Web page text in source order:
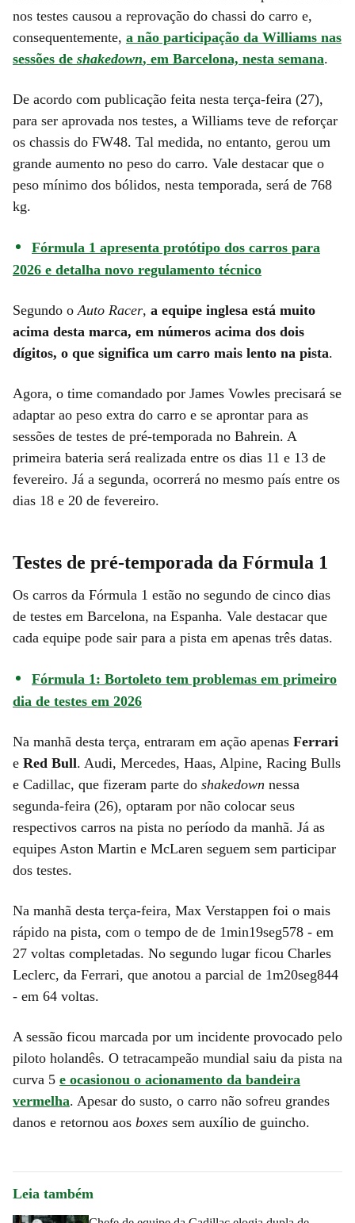
nos testes causou a reprovação do chassi do carro e,
consequentemente, a não participação da Williams nas
sessões de shakedown, em Barcelona, nesta semana.
De acordo com publicação feita nesta terça-feira (27),
para ser aprovada nos testes, a Williams teve de reforçar
os chassis do FW48. Tal medida, no entanto, gerou um
grande aumento no peso do carro. Vale destacar que o
peso mínimo dos bólidos, nesta temporada, será de 768
kg.
Fórmula 1 apresenta protótipo dos carros para
2026 e detalha novo regulamento técnico
Segundo o Auto Racer, a equipe inglesa está muito
acima desta marca, em números acima dos dois
dígitos, o que significa um carro mais lento na pista.
Agora, o time comandado por James Vowles precisará se
adaptar ao peso extra do carro e se aprontar para as
sessões de testes de pré-temporada no Bahrein. A
primeira bateria será realizada entre os dias 11 e 13 de
fevereiro. Já a segunda, ocorrerá no mesmo país entre os
dias 18 e 20 de fevereiro.
Testes de pré-temporada da Fórmula 1
Os carros da Fórmula 1 estão no segundo de cinco dias
de testes em Barcelona, na Espanha. Vale destacar que
cada equipe pode sair para a pista em apenas três datas.
Fórmula 1: Bortoleto tem problemas em primeiro
dia de testes em 2026
Na manhã desta terça, entraram em ação apenas Ferrari
e Red Bull. Audi, Mercedes, Haas, Alpine, Racing Bulls
e Cadillac, que fizeram parte do shakedown nessa
segunda-feira (26), optaram por não colocar seus
respectivos carros na pista no período da manhã. Já as
equipes Aston Martin e McLaren seguem sem participar
dos testes.
Na manhã desta terça-feira, Max Verstappen foi o mais
rápido na pista, com o tempo de de 1min19seg578 - em
27 voltas completadas. No segundo lugar ficou Charles
Leclerc, da Ferrari, que anotou a parcial de 1m20seg844
- em 64 voltas.
A sessão ficou marcada por um incidente provocado pelo
piloto holandês. O tetracampeão mundial saiu da pista na
curva 5 e ocasionou o acionamento da bandeira
vermelha. Apesar do susto, o carro não sofreu grandes
danos e retornou aos boxes sem auxílio de guincho.
Leia também